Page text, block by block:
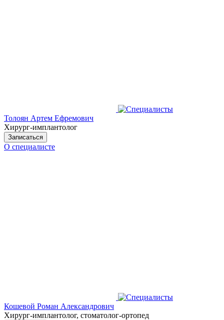
Толоян Артем Ефремович
Хирург-имплантолог
Записаться
О специалисте
Кошевой Роман Александрович
Хирург-имплантолог, стоматолог-ортопед